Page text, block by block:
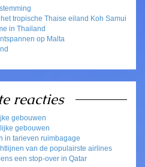
tropische Thaise eiland Koh Samui
in Thailand
op Malta
reacties
gebouwen
gebouwen
in tarieven ruimbagage
van de populairste airlines
een stop-over in Qatar